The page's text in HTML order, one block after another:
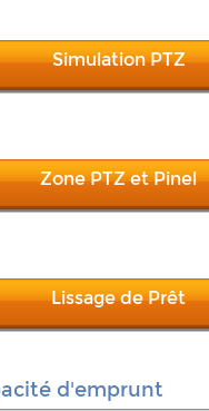
Simulation PTZ
Zone PTZ et Pinel
Lissage de Prêt
d'emprunt